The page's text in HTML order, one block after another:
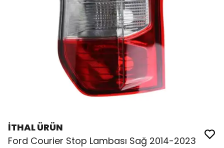
İTHAL ÜRÜN
Ford Courier Stop Lambası Sağ 2014-2023